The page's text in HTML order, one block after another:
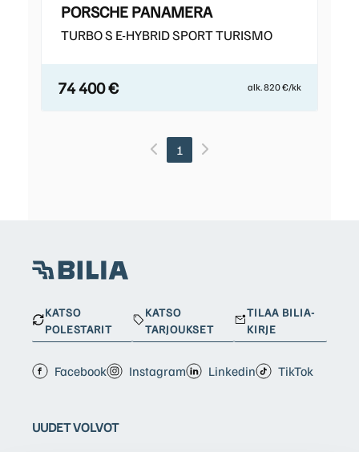
PORSCHE PANAMERA
TURBO S E-HYBRID SPORT TURISMO
74 400 € alk. 820 €/kk
1
KATSO
POLESTARIT
KATSO
TARJOUKSET
TILAA BILIA-
KIRJE
Facebook Instagram Linkedin TikTok
UUDET VOLVOT